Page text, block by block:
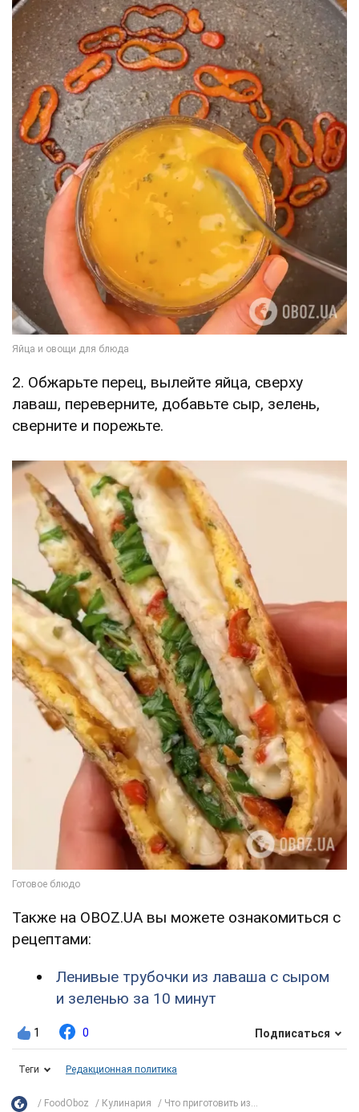
2. Обжарьте перец, вылейте яйца, сверху
лаваш, переверните, добавьте сыр, зелень,
сверните и порежьте.
Также на OBOZ.UA вы можете ознакомиться с
рецептами:
Ленивые трубочки из лаваша с сыром
и зеленью за 10 минут
1 0 Подписаться
Теги Редакционная политика
FoodOboz Кулинария Что приготовить из...